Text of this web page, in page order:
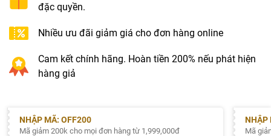
đặc quyền.
Nhiều ưu đãi giảm giá cho đơn hàng online
Cam kết chính hãng. Hoàn tiền 200% nếu phát hiện
hàng giả
NHẬP MÃ: OFF200
Mã giảm 200k cho mọi đơn hàng từ 1,999,000đ
NHẬP
Mã